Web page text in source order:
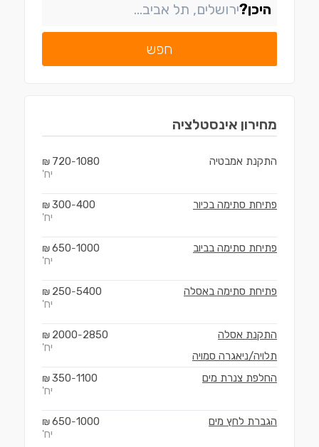
היכן?
חפש
מחירון אינסטלציה
התקנת אמבטיה 720-1080
₪
יח'
פתיחת סתימה בכיור 300-400
₪
יח'
פתיחת סתימה בביוב 650-1000
₪
יח'
פתיחת סתימה באסלה 250-5400
₪
יח'
התקנת אסלה
תלויה/ניאגרה סמויה
2000-2850
₪
יח'
החלפת צנרת מים 350-1100
₪
יח'
הגברת לחץ מים 650-1000
₪
יח'